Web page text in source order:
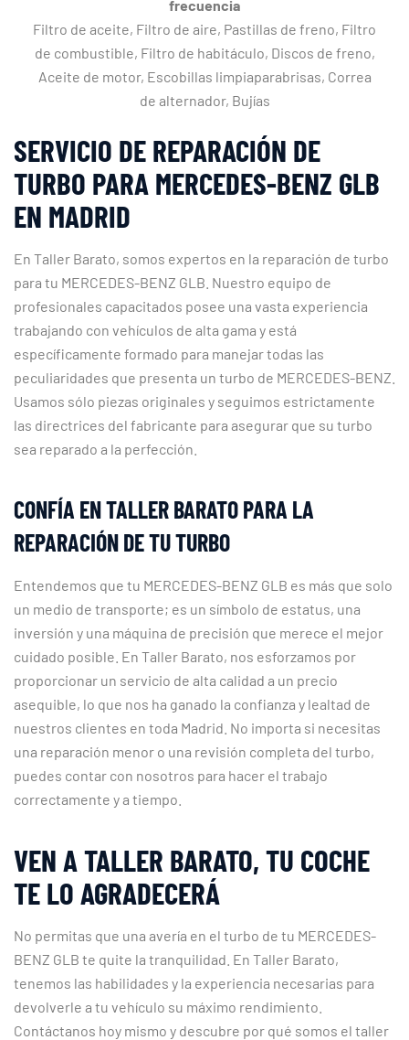
frecuencia
Filtro de aceite, Filtro de aire, Pastillas de freno, Filtro
de combustible, Filtro de habitáculo, Discos de freno,
Aceite de motor, Escobillas limpiaparabrisas, Correa
de alternador, Bujías
SERVICIO DE REPARACIÓN DE
TURBO PARA MERCEDES-BENZ GLB
EN MADRID
En Taller Barato, somos expertos en la reparación de turbo
para tu MERCEDES-BENZ GLB. Nuestro equipo de
profesionales capacitados posee una vasta experiencia
trabajando con vehículos de alta gama y está
específicamente formado para manejar todas las
peculiaridades que presenta un turbo de MERCEDES-BENZ.
Usamos sólo piezas originales y seguimos estrictamente
las directrices del fabricante para asegurar que su turbo
sea reparado a la perfección.
CONFÍA EN TALLER BARATO PARA LA
REPARACIÓN DE TU TURBO
Entendemos que tu MERCEDES-BENZ GLB es más que solo
un medio de transporte; es un símbolo de estatus, una
inversión y una máquina de precisión que merece el mejor
cuidado posible. En Taller Barato, nos esforzamos por
proporcionar un servicio de alta calidad a un precio
asequible, lo que nos ha ganado la confianza y lealtad de
nuestros clientes en toda Madrid. No importa si necesitas
una reparación menor o una revisión completa del turbo,
puedes contar con nosotros para hacer el trabajo
correctamente y a tiempo.
VEN A TALLER BARATO, TU COCHE
TE LO AGRADECERÁ
No permitas que una avería en el turbo de tu MERCEDES-
BENZ GLB te quite la tranquilidad. En Taller Barato,
tenemos las habilidades y la experiencia necesarias para
devolverle a tu vehículo su máximo rendimiento.
Contáctanos hoy mismo y descubre por qué somos el taller